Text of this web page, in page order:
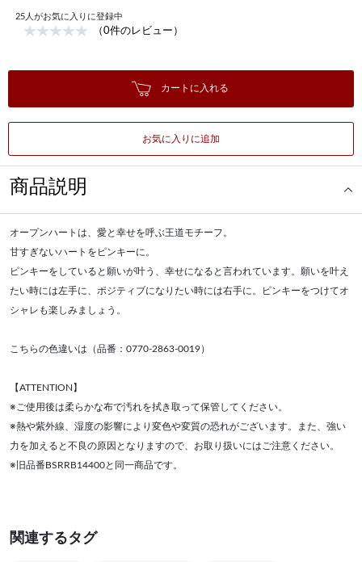
25 人がお気に入りに登録中
（0件のレビュー）
カートに入れる
お気に入りに追加
商品説明
オープンハートは、愛と幸せを呼ぶ王道モチーフ。
甘すぎないハートをピンキーに。
ピンキーをしていると願いが叶う、幸せになると言われています。願いを叶え
たい時には左手に、ポジティブになりたい時には右手に。ピンキーをつけてオ
シャレも楽しみましょう。
こちらの色違いは（品番：0770-2863-0019）
【ATTENTION】
※ご使用後は柔らかな布で汚れを拭き取って保管してください。
※熱や紫外線、湿度の影響により変色や変質の恐れがございます。また、強い
力を加えると不良の原因となりますので、お取り扱いにはご注意ください。
※旧品番BSRRB14400と同一商品です。
関連するタグ